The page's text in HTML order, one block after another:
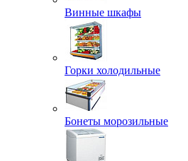
Винные шкафы
Горки холодильные
Бонеты морозильные